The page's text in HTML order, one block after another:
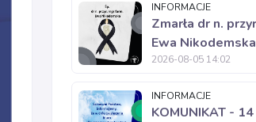
INFORMACJE
Zmarła dr n.
Ewa Nikodemska
2026-08-05 14:02
INFORMACJE
KOMUNIKAT -